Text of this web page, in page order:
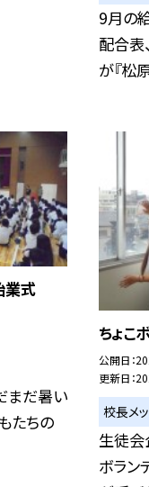
9月の
配合表
が『松
業式
まだ暑い
たちの
ちょこ
公開日
更新日
校長メ
生徒会
ボラン